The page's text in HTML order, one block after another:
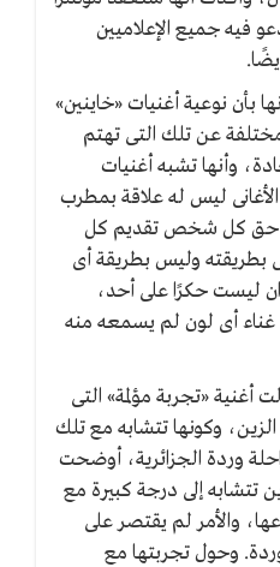
فيه جميع الإعلاميين
بأن نوعية أغنيات «خاينين»
مختلفة عن تلك التى تهتم
وأنها تشبه أغنيات
ليس له علاقة بمطرب
حق كل شخص تقديم كل
بطريقته وليس بطريقة أى
ليست حكرًا على أحد،
أى لون لم يسمعه منه
أغنية «تجربة مؤلمة» التى
الزين، وكونها تتشابه مع تلك
وردة الجزائرية، أوضحت
تتشابه إلى درجة كبيرة مع
والأمر لم يقتصر على
وحول تجربتها مع